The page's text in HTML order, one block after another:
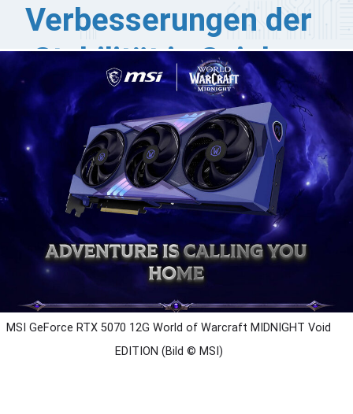
Verbesserungen der
Stabilität in Spielen
hat den GeForce Game Ready-Treiber 610.62
veröffentlicht, dessen Schwerpunkt auf der
spezifischer Softwarekonflikte und der
der Hardwarekompatibilität für die gesamte
Produktpalette liegt. Dieses Update behebt mehrere
Fehler, die sowohl die Gaming-Leistung im High-
Bereich als auch die allgemeine
beeinträchtigten.
MSI GeForce RTX 5070 12G World of Warcraft MIDNIGHT Void
EDITION (Bild © MSI)